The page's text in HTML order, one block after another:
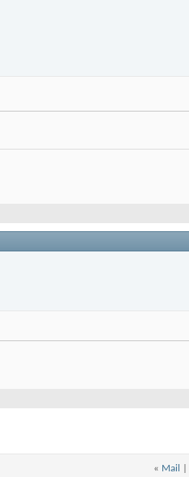
« Mail